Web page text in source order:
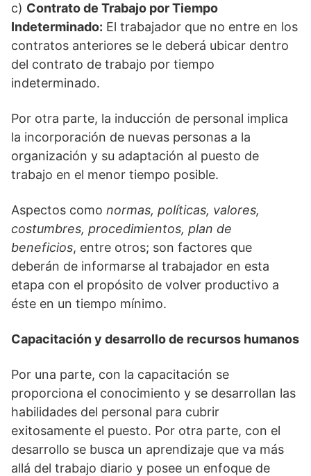
c) Contrato de Trabajo por Tiempo
Indeterminado: El trabajador que no entre en los
contratos anteriores se le deberá ubicar dentro
del contrato de trabajo por tiempo
indeterminado.
Por otra parte, la inducción de personal implica
la incorporación de nuevas personas a la
organización y su adaptación al puesto de
trabajo en el menor tiempo posible.
Aspectos como normas, políticas, valores,
costumbres, procedimientos, plan de
beneficios, entre otros; son factores que
deberán de informarse al trabajador en esta
etapa con el propósito de volver productivo a
éste en un tiempo mínimo.
Capacitación y desarrollo de recursos humanos
Por una parte, con la capacitación se
proporciona el conocimiento y se desarrollan las
habilidades del personal para cubrir
exitosamente el puesto. Por otra parte, con el
desarrollo se busca un aprendizaje que va más
allá del trabajo diario y posee un enfoque de